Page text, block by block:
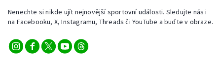
Nenechte si nikde ujít nejnovější sportovní události. Sledujte nás i
na Facebooku, X, Instagramu, Threads či YouTube a buďte v obraze.